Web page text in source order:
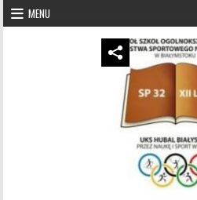
Skip to content
MENU